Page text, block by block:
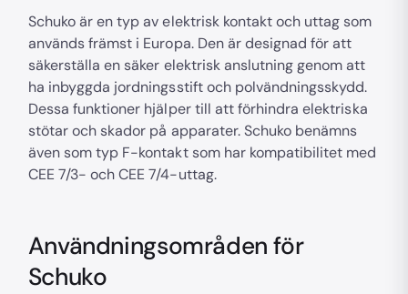
Schuko är en typ av elektrisk kontakt och uttag som
används främst i Europa. Den är designad för att
säkerställa en säker elektrisk anslutning genom att
ha inbyggda jordningsstift och polvändningsskydd.
Dessa funktioner hjälper till att förhindra elektriska
stötar och skador på apparater. Schuko benämns
även som typ F-kontakt som har kompatibilitet med
CEE 7/3- och CEE 7/4-uttag.
Användningsområden för
Schuko